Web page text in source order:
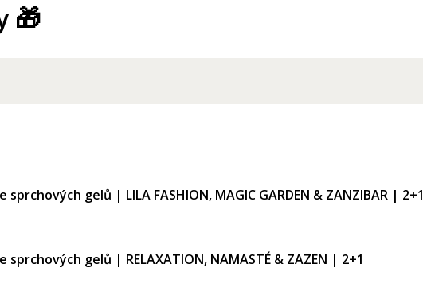
🎁
sprchových gelů | LILA FASHION, MAGIC GARDEN & ZANZIBAR | 2+1
sprchových gelů | RELAXATION, NAMASTÉ & ZAZEN | 2+1